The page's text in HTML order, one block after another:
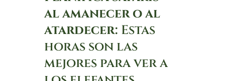
al amanecer o al
atardecer: Estas
horas son las
mejores para ver a